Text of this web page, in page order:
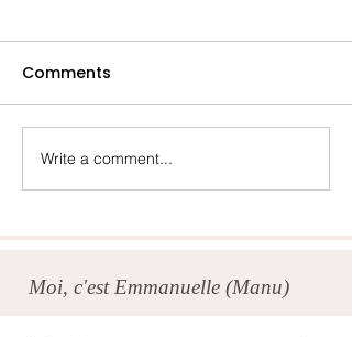
Lydia- Mai 2025
Comments
Write a comment...
Moi, c'est Emmanuelle (Manu)